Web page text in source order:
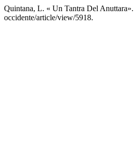
Quintana, L. « Un Tantra Del Anuttara».
occidente/article/view/5918.